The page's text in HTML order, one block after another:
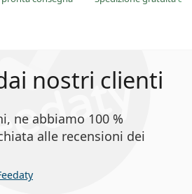
nostri clienti
ne abbiamo 100 %
alle recensioni dei